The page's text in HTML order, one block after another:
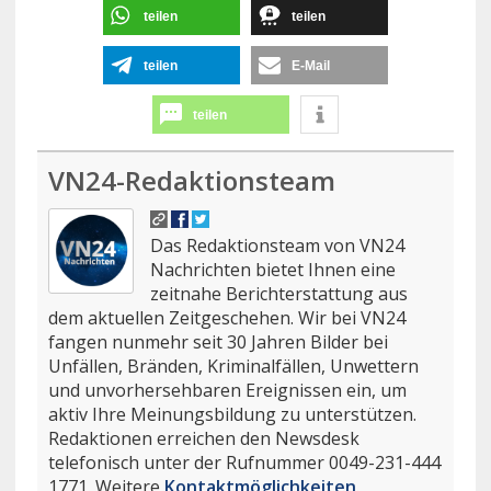
teilen teilen
teilen E-Mail
teilen
VN24-Redaktionsteam
Das Redaktionsteam von VN24
Nachrichten bietet Ihnen eine
zeitnahe Berichterstattung aus
dem aktuellen Zeitgeschehen. Wir bei VN24
fangen nunmehr seit 30 Jahren Bilder bei
Unfällen, Bränden, Kriminalfällen, Unwettern
und unvorhersehbaren Ereignissen ein, um
aktiv Ihre Meinungsbildung zu unterstützen.
Redaktionen erreichen den Newsdesk
telefonisch unter der Rufnummer 0049-231-444